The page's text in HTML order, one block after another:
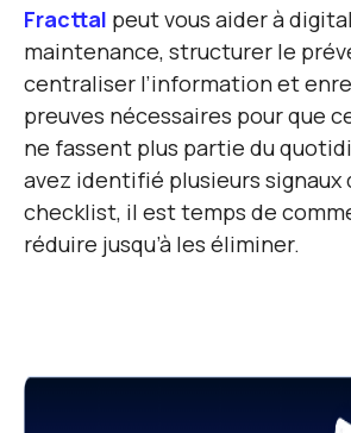
Fracttal peut vous aider à
maintenance, structurer le
centraliser l’information et
preuves nécessaires pour que
ne fassent plus partie du
avez identifié plusieurs signaux
checklist, il est temps de
réduire jusqu’à les éliminer.